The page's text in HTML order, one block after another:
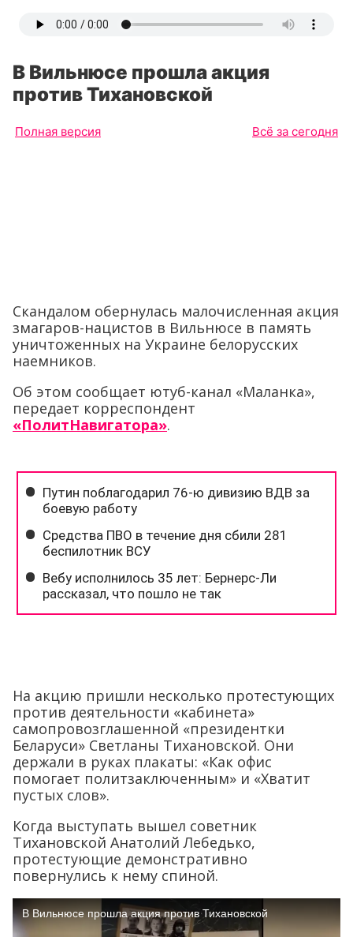
В Вильнюсе прошла акция
против Тихановской
Полная версия Всё за сегодня
Скандалом обернулась малочисленная акция
змагаров-нацистов в Вильнюсе в память
уничтоженных на Украине белорусских
наемников.
Об этом сообщает ютуб-канал «Маланка»,
передает корреспондент
«ПолитНавигатора».
На акцию пришли несколько протестующих
против деятельности «кабинета»
самопровозглашенной «президентки
Беларуси» Светланы Тихановской. Они
держали в руках плакаты: «Как офис
помогает политзаключенным» и «Хватит
пустых слов».
Когда выступать вышел советник
Тихановской Анатолий Лебедько,
протестующие демонстративно
повернулись к нему спиной.